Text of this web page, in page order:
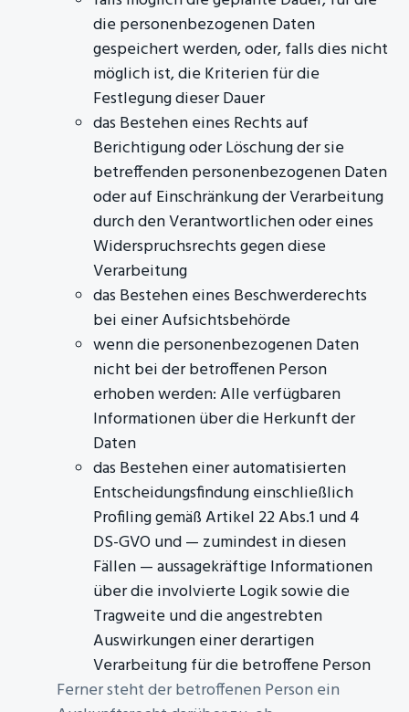
die personenbezogenen Daten
gespeichert werden, oder, falls dies nicht
möglich ist, die Kriterien für die
Festlegung dieser Dauer
das Bestehen eines Rechts auf
Berichtigung oder Löschung der sie
betreffenden personenbezogenen Daten
oder auf Einschränkung der Verarbeitung
durch den Verantwortlichen oder eines
Widerspruchsrechts gegen diese
Verarbeitung
das Bestehen eines Beschwerderechts
bei einer Aufsichtsbehörde
wenn die personenbezogenen Daten
nicht bei der betroffenen Person
erhoben werden: Alle verfügbaren
Informationen über die Herkunft der
Daten
das Bestehen einer automatisierten
Entscheidungsfindung einschließlich
Profiling gemäß Artikel 22 Abs.1 und 4
DS-GVO und — zumindest in diesen
Fällen — aussagekräftige Informationen
über die involvierte Logik sowie die
Tragweite und die angestrebten
Auswirkungen einer derartigen
Verarbeitung für die betroffene Person
Ferner steht der betroffenen Person ein